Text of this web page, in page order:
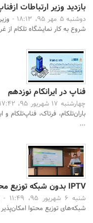
بازدید وزیر ارتباطات
دوشنبه 5 مهر 95، 18:13 -
شروع به کار نمایشگاه تلکام از
فناپ در ایرانکام نوزدهم
چهارشنبه 17 شهریور 95، 17:42 -
باران‌تلکام، فرتاک، فناپ‌تلکام
...
IPTV بدون شبکه توزیع محتوا محقق نمی‌شود
شنبه 6 شهریور 95، 11:49 -
شبکه‌های توزیع محتوا